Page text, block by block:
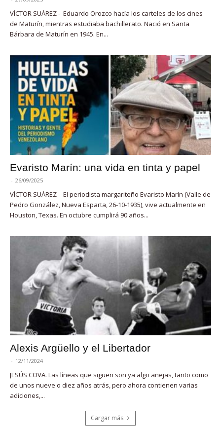
VÍCTOR SUÁREZ - Eduardo Orozco hacía los carteles de los cines
de Maturín, mientras estudiaba bachillerato. Nació en Santa
Bárbara de Maturín en 1945. En...
Evaristo Marín: una vida en tinta y papel
- 26/09/2025
VÍCTOR SUÁREZ - El periodista margariteño Evaristo Marín (Valle de
Pedro González, Nueva Esparta, 26-10-1935), vive actualmente en
Houston, Texas. En octubre cumplirá 90 años...
Alexis Argüello y el Libertador
- 12/11/2024
JESÚS COVA. Las líneas que siguen son ya algo añejas, tanto como
de unos nueve o diez años atrás, pero ahora contienen varias
adiciones,...
Cargar más